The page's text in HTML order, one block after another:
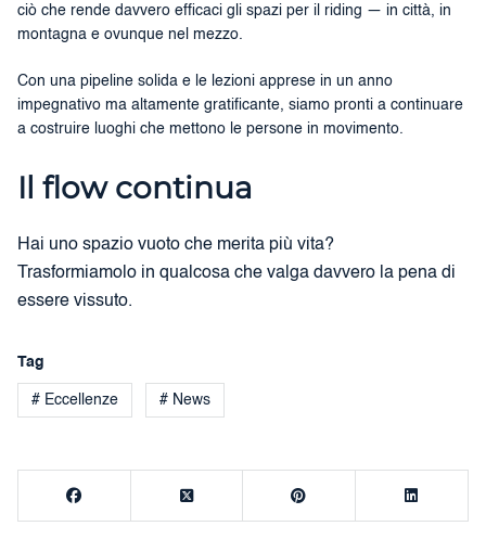
ciò che rende davvero efficaci gli spazi per il riding — in città, in
montagna e ovunque nel mezzo.
Con una pipeline solida e le lezioni apprese in un anno
impegnativo ma altamente gratificante, siamo pronti a continuare
a costruire luoghi che mettono le persone in movimento.
Il flow continua
Hai uno spazio vuoto che merita più vita?
Trasformiamolo in qualcosa che valga davvero la pena di
essere vissuto.
Tag
# Eccellenze # News